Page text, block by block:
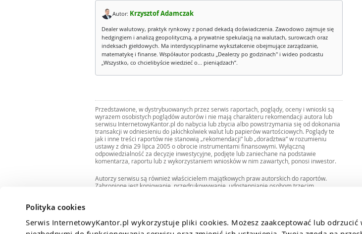
Polityka cookies
Serwis InternetowyKantor.pl wykorzystuje pliki cookies. Możesz zaakceptować lub odrzucić
Autor: Krzysztof Adamczak
Dealer walutowy, praktyk rynkowy z ponad dekadą doświadczenia. Zawodowo zajmuje się
hedgingiem i analizą geopolityczną, a prywatnie spekulacją na walutach, surowcach oraz
indeksach giełdowych. Ma interdyscyplinarne wykształcenie obejmujące zarządzanie,
matematykę i finanse. Współautor podcastu „Dealerzy po godzinach" i wideo podcastu
„Wszystko, co chcielibyście wiedzieć o... pieniądzach”.
Przedstawione, w dystrybuowanych przez serwis raportach, poglądy, oceny i wnioski są
wyrazem osobistych poglądów autorów i nie mają charakteru rekomendacji autora lub
serwisu InternetowyKantor.pl do nabycia lub zbycia albo powstrzymania się od dokonania
transakcji w odniesieniu do jakichkolwiek walut lub papierów wartościowych. Poglądy te
jak i inne treści raportów nie stanowią „rekomendacji” lub „doradztwa” w rozumieniu
ustawy z dnia 29 lipca 2005 o obrocie instrumentami finansowymi. Wyłączną
odpowiedzialność za decyzje inwestycyjne, podjęte lub zaniechane na podstawie
komentarza, raportu lub z wykorzystaniem wniosków w nim zawartych, ponosi inwestor.
Autorzy serwisu są również właścicielem majątkowych praw autorskich do raportów.
Zabronione jest kopiowanie, przedrukowywanie, udostępnianie osobom trzecim